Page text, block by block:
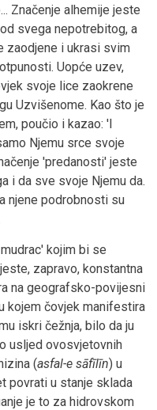
Značenje alhemije jeste
svega nepotrebitog, a
zaodjene i ukrasi svim
Uopće uzev,
svoje lice zaokrene
Uzvišenome. Kao što je
poučio i kazao: 'I
Njemu srce svoje
'predanosti' jeste
i da sve svoje Njemu da.
njene podrobnosti su
kojim bi se
zapravo, konstantna
na geografsko-povijesni
kojem čovjek manifestira
iskri čežnja, bilo da ju
usljed ovosvjetovnih
(asfal-e sāfīlīn) u
povrati u stanje sklada
je to za hidrovskom